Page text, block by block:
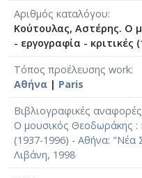
Αριθμός καταλόγου
Κούτουλας, Αστέρης. Ο
- εργογραφία - κριτικές
Τόπος προέλευσης work
Αθήνα | Paris
Βιβλιογραφικές αναφορές
Ο μουσικός Θεοδωράκης :
(1937-1996) - Αθήνα: "Νέα
Λιβάνη, 1998